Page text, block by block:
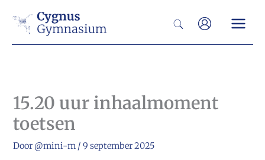
naar
Zoeken
15.20 uur inhaalmoment
toetsen
Door @mini-m /9 september 2025